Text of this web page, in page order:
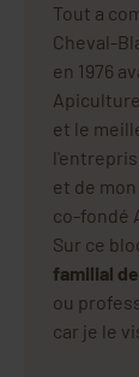
Tout a
Cheval-
en 1976
et le
et de
co-fondé
Sur ce
familial
ou
car je le